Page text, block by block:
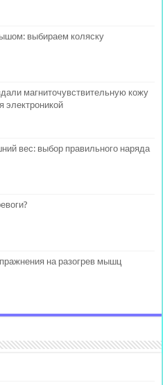
выбираем коляску
магниточувствительную кожу
электроникой
вес: выбор правильного наряда
на разогрев мышц